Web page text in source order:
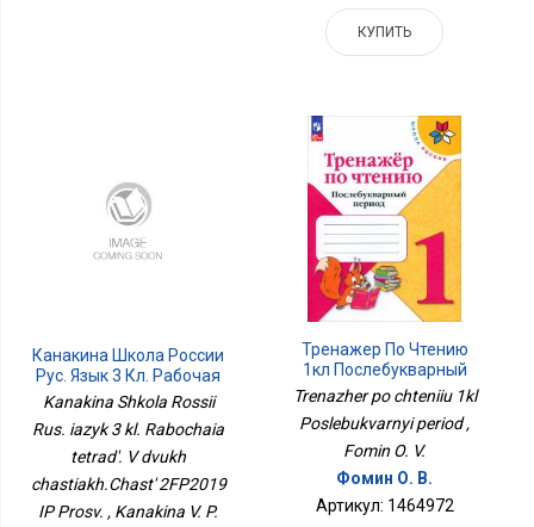
КУПИТЬ
Канакина Школа России
Рус. Язык 3 Кл. Рабочая
Тетрадь. В Двух
ИП Просв.
Kanakina Shkola Rossii
Rus. iazyk 3 kl. Rabochaia
tetrad'. V dvukh
chastiakh.Chast' 2FP2019
IP Prosv. , Kanakina V. P.
Тренажер По Чтению
1кл Послебукварный
Период
Trenazher po chteniiu 1kl
Poslebukvarnyi period ,
Fomin O. V.
Фомин О. В.
Артикул: 1464972